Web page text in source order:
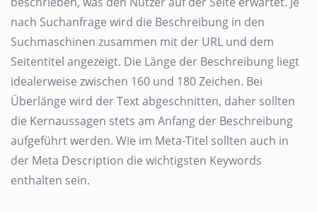
nach Suchanfrage wird die Beschreibung in den
Suchmaschinen zusammen mit der URL und dem
Seitentitel angezeigt. Die Länge der Beschreibung liegt
idealerweise zwischen 160 und 180 Zeichen. Bei
Überlänge wird der Text abgeschnitten, daher sollten
die Kernaussagen stets am Anfang der Beschreibung
aufgeführt werden. Wie im Meta-Titel sollten auch in
der Meta Description die wichtigsten Keywords
enthalten sein.